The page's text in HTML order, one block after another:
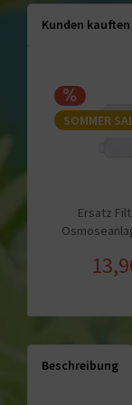
Kunden
SOMMER
Ersatz
Beschreibung